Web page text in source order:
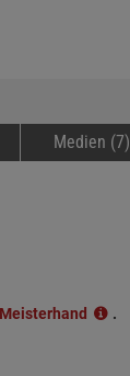
Medien (7)
.